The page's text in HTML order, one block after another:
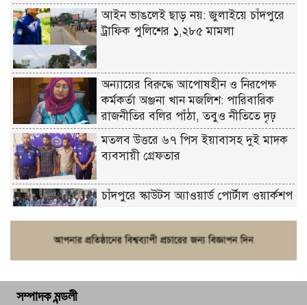
আইন ভাঙলেই ছাড় নয়: জুলাইয়ে চাঁদপুরে
ট্রাফিক পুলিশের ১,২৮৫ মামলা
অন্যায়ের বিরুদ্ধে আপোষহীন ও নিরপেক্ষ
কর্মকর্তা অঞ্জনা খান মজলিশ: পারিবারিক
রাজনীতির বলির পাঁঠা, তবুও নীতিতে দৃঢ়
মতলব উত্তরে ৬৭ পিস ইয়াবাসহ দুই মাদক
ব্যবসায়ী গ্রেফতার
চাঁদপুরে স্কাউটস অ্যাওয়ার্ড পোর্টাল ওয়ার্কশপ
সম্পাদক মন্ডলী